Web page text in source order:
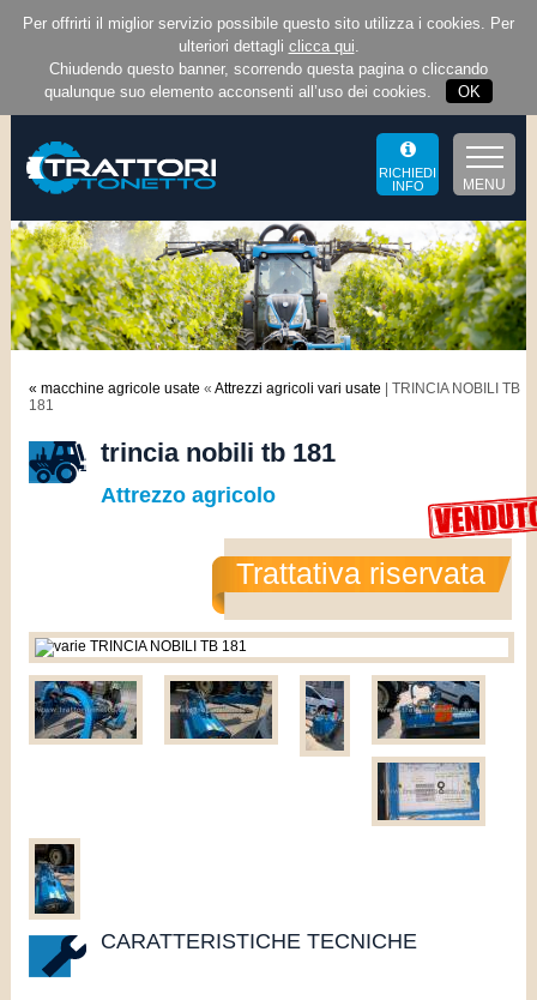
Per offrirti il miglior servizio possibile questo sito utilizza i cookies. Per
ulteriori dettagli clicca qui.
Chiudendo questo banner, scorrendo questa pagina o cliccando
qualunque suo elemento acconsenti all’uso dei cookies.
OK
MENU
RICHIEDI
INFO
« macchine agricole usate « Attrezzi agricoli vari usate | TRINCIA NOBILI TB
181
trincia nobili tb 181
Attrezzo agricolo
Trattativa riservata
CARATTERISTICHE TECNICHE